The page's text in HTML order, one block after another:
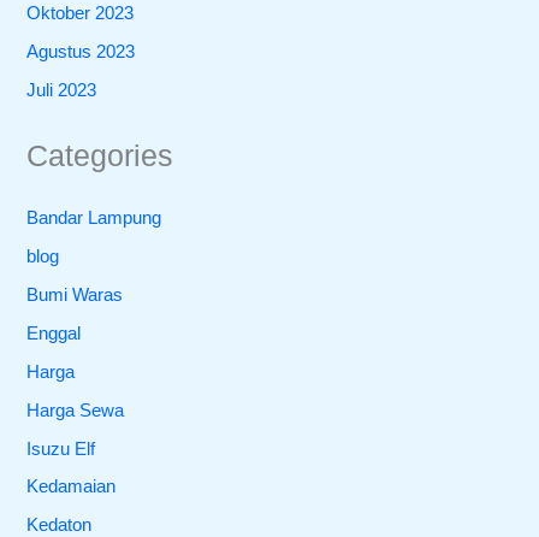
Oktober 2023
Agustus 2023
Juli 2023
Categories
Bandar Lampung
blog
Bumi Waras
Enggal
Harga
Harga Sewa
Isuzu Elf
Kedamaian
Kedaton